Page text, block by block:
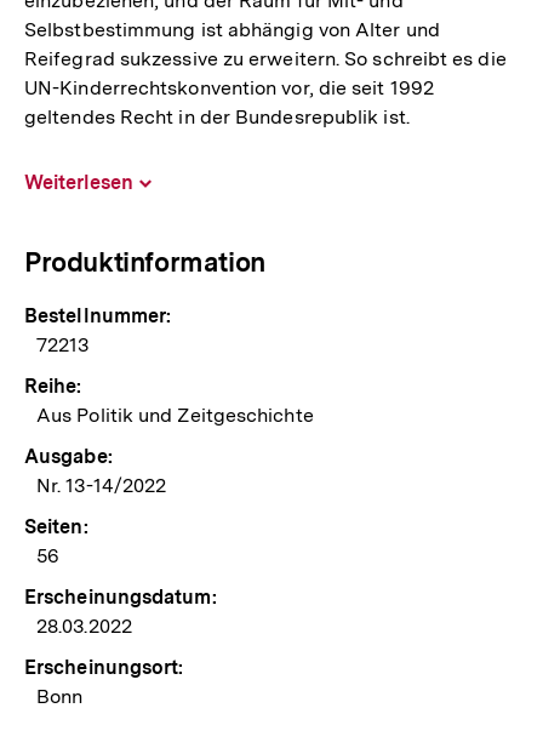
Selbstbestimmung ist abhängig von Alter und
Reifegrad sukzessive zu erweitern. So schreibt es die
UN-Kinderrechtskonvention vor, die seit 1992
geltendes Recht in der Bundesrepublik ist.
Weiterlesen
Produktinformation
Bestellnummer:
72213
Reihe:
Aus Politik und Zeitgeschichte
Ausgabe:
Nr. 13-14/2022
Seiten:
56
Erscheinungsdatum:
28.03.2022
Erscheinungsort:
Bonn